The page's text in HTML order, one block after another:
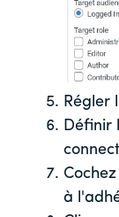
Régler
Définir
à